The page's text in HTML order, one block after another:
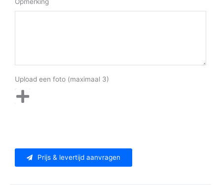
Upload een foto (maximaal 3)
Prijs & levertijd aanvragen